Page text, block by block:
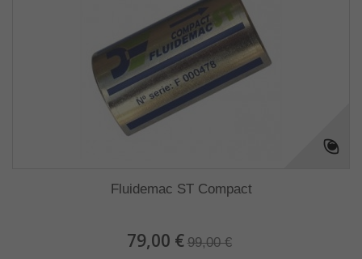
Fluidemac ST Compact
79,00 € 99,00 €